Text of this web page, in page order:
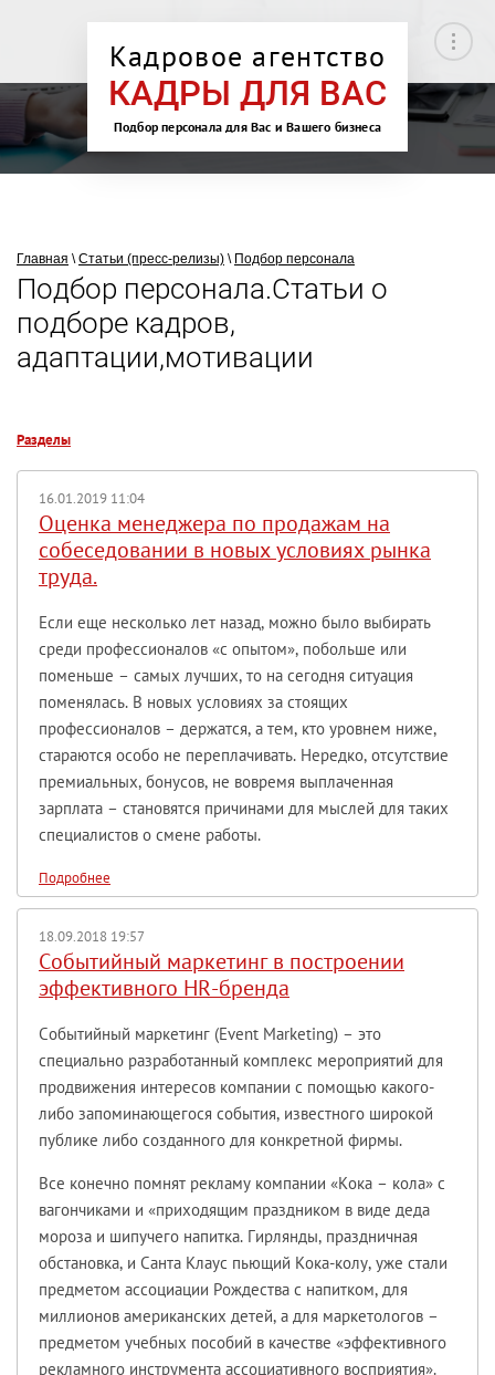
Кадровое агентство
КАДРЫ ДЛЯ ВАС
Подбор персонала для Вас и Вашего бизнеса
Главная \Статьи (пресс-релизы) \ Подбор персонала
Подбор персонала.Статьи о
подборе кадров,
адаптации,мотивации
Разделы
16.01.2019 11:04
Оценка менеджера по продажам на
собеседовании в новых условиях рынка
труда.
Если еще несколько лет назад, можно было выбирать
среди профессионалов «с опытом», побольше или
поменьше – самых лучших, то на сегодня ситуация
поменялась. В новых условиях за стоящих
профессионалов – держатся, а тем, кто уровнем ниже,
стараются особо не переплачивать. Нередко, отсутствие
премиальных, бонусов, не вовремя выплаченная
зарплата – становятся причинами для мыслей для таких
специалистов о смене работы.
Подробнее
18.09.2018 19:57
Событийный маркетинг в построении
эффективного HR-бренда
Событийный маркетинг (Event Marketing) – это
специально разработанный комплекс мероприятий для
продвижения интересов компании с помощью какого-
либо запоминающегося события, известного широкой
публике либо созданного для конкретной фирмы.
Все конечно помнят рекламу компании «Кока – кола» с
вагончиками и «приходящим праздником в виде деда
мороза и шипучего напитка. Гирлянды, праздничная
обстановка, и Санта Клаус пьющий Кока-колу, уже стали
предметом ассоциации Рождества с напитком, для
миллионов американских детей, а для маркетологов –
предметом учебных пособий в качестве «эффективного
рекламного инструмента ассоциативного восприятия».